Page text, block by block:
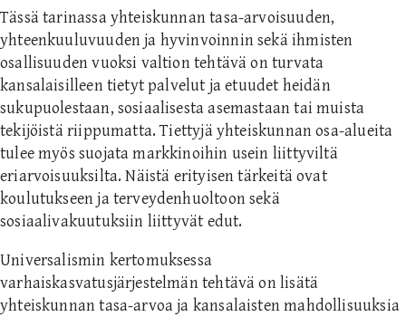
Tässä tarinassa yhteiskunnan tasa-arvoisuuden,
yhteenkuuluvuuden ja hyvinvoinnin sekä ihmisten
osallisuuden vuoksi valtion tehtävä on turvata
kansalaisilleen tietyt palvelut ja etuudet heidän
sukupuolestaan, sosiaalisesta asemastaan tai muista
tekijöistä riippumatta. Tiettyjä yhteiskunnan osa-alueita
tulee myös suojata markkinoihin usein liittyviltä
eriarvoisuuksilta. Näistä erityisen tärkeitä ovat
koulutukseen ja terveydenhuoltoon sekä
sosiaalivakuutuksiin liittyvät edut.
Universalismin kertomuksessa
varhaiskasvatusjärjestelmän tehtävä on lisätä
yhteiskunnan tasa-arvoa ja kansalaisten mahdollisuuksia